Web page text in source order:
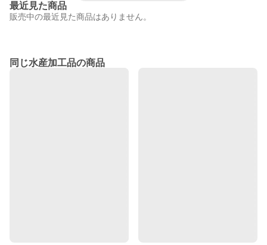
最近見た商品
販売中の最近見た商品はありません。
同じ水産加工品の商品